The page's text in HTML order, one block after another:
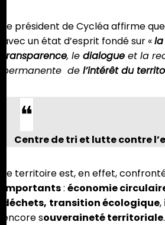
Le président de Cycléa affirme
avec un état d’esprit fondé sur «
transparence, le dialogue et la
permanente de l’intérêt du
Centre de tri et lutte contre
Le territoire est, en effet,
importants: économie
déchets, transition écologique,
encore souveraineté territoriale.